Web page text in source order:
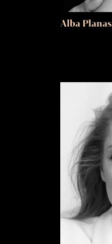
Alba Planas